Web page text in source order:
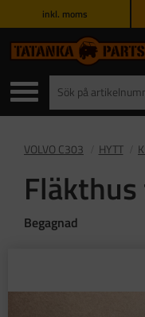
inkl. moms
VOLVO C303 HYTT
Begagnad